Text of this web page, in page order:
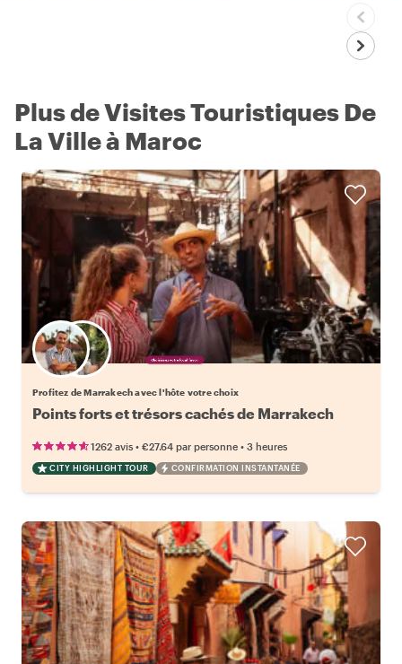
Plus de Visites Touristiques De
La Ville à Maroc
Choisissez votre local favori
Profitez de Marrakech avec l'hôte votre choix
Points forts et trésors cachés de Marrakech
1262 avis • €27.64 par personne • 3 heures
CITY HIGHLIGHT TOUR CONFIRMATION INSTANTANÉE